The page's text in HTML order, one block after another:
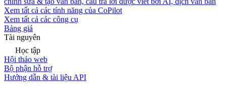
Xem tất cả các tính năng của CoPilot
Xem tất cả các công cụ
Bảng giá
Tài nguyên
Học tập
Hội thảo web
Bộ phận hỗ trợ
Hướng dẫn & tài liệu API